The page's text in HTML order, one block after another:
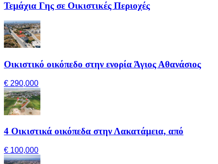
Τεμάχια Γης σε Οικιστικές Περιοχές
Οικιστικό οικόπεδο στην ενορία Άγιος Αθανάσιος
€ 290,000
4 Οικιστικά οικόπεδα στην Λακατάμεια, από
€ 100,000